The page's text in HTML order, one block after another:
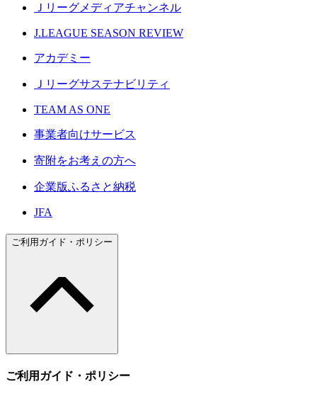
Ｊリーグメディアチャンネル
J.LEAGUE SEASON REVIEW
アカデミー
Ｊリーグサステナビリティ
TEAM AS ONE
事業者向けサービス
寄附をお考えの方へ
企業版ふるさと納税
JFA
ご利用ガイド・ポリシー
ご利用ガイド・ポリシー